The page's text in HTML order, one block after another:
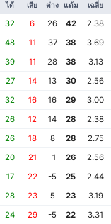
ได้ เสีย ต่าง แต้ม เฉลี่ย
32 6 26 42
2.38
48 11 37 38
3.69
39 11 28 38
3.13
27 14 13 30
2.56
32 16 16 29
3.00
26 12 14 28
2.38
26 18 8 28
2.75
20 21 -1 26
2.56
17 22 -5 25
2.44
28 23 5 23
3.19
24 29 -5 22
3.31